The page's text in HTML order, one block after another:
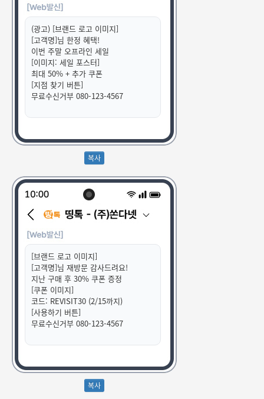
(광고) [브랜드 로고 이미지]
[고객명]님 한정 혜택!
이번 주말 오프라인 세일
[이미지: 세일 포스터]
최대 50% + 추가 쿠폰
[지점 찾기 버튼]
무료수신거부 080-123-4567
[브랜드 로고 이미지]
[고객명]님 재방문 감사드려요!
지난 구매 후 30% 쿠폰 증정
[쿠폰 이미지]
코드: REVISIT30 (2/15까지)
[사용하기 버튼]
무료수신거부 080-123-4567